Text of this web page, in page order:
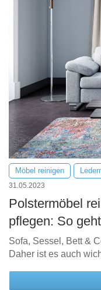
Möbel reinigen
31.05.2023
Polstermöbel
pflegen: So
Sofa, Sessel, Bett &
Daher ist es auch